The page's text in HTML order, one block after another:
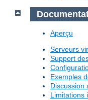
Aperçu
Serveurs
Support
Exemples
Discussion
Limitations